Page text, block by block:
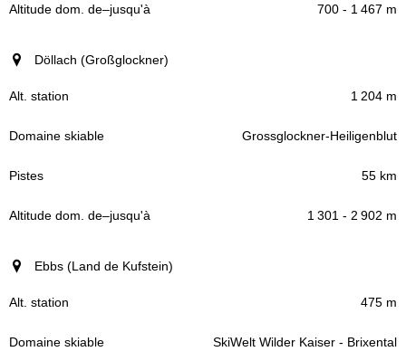
700 - 1 467 m
Döllach (Großglockner)
1 204 m
Grossglockner-Heiligenblut
55 km
1 301 - 2 902 m
Ebbs (Land de Kufstein)
475 m
SkiWelt Wilder Kaiser - Brixental